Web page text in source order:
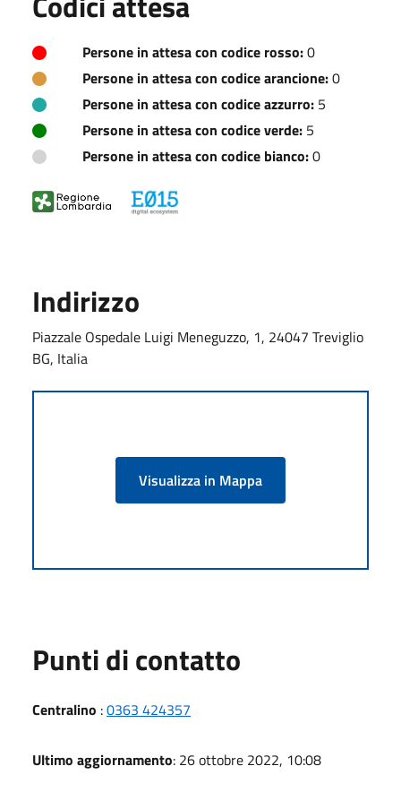
Persone in attesa con codice rosso:0
Persone in attesa con codice arancione:0
Persone in attesa con codice azzurro: 5
Persone in attesa con codice verde: 5
Persone in attesa con codice bianco:0
Indirizzo
Piazzale Ospedale Luigi Meneguzzo, 1, 24047 Treviglio
BG, Italia
Visualizza in Mappa
Punti di contatto
Centralino :0363 424357
Ultimo aggiornamento: 26 ottobre 2022, 10:08